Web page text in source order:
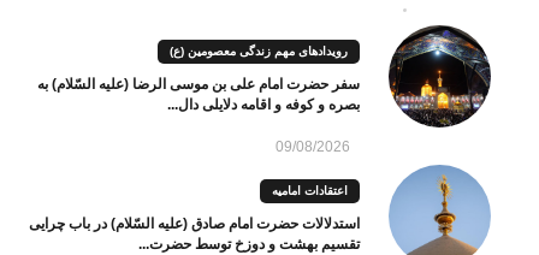
رویدادهای مهم زندگی معصومین (ع)
سفر حضرت امام علی بن موسی الرضا (علیه السّلام) به
بصره و کوفه و اقامه دلایلی دال...
09/08/2026
اعتقادات امامیه
استدلالات حضرت امام صادق (علیه السّلام) در باب چرایی
تقسیم بهشت و دوزخ توسط حضرت...